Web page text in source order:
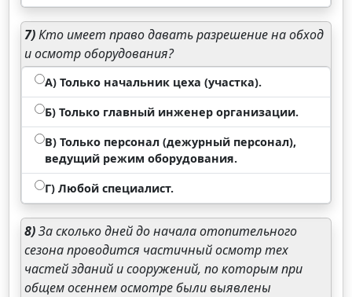
7)Кто имеет право давать разрешение на обход
и осмотр оборудования?
А) Только начальник цеха (участка).
Б) Только главный инженер организации.
В) Только персонал (дежурный персонал),
ведущий режим оборудования.
Г) Любой специалист.
8)За сколько дней до начала отопительного
сезона проводится частичный осмотр тех
частей зданий и сооружений, по которым при
общем осеннем осмотре были выявлены